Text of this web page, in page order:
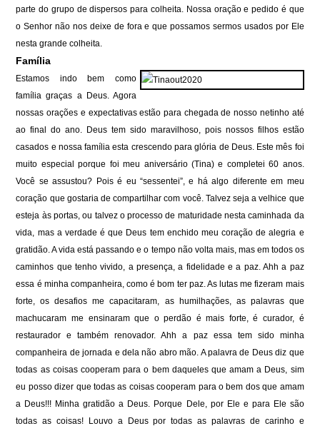
parte do grupo de dispersos para colheita. Nossa oração e pedido é que
o Senhor não nos deixe de fora e que possamos sermos usados por Ele
nesta grande colheita.
Família
Estamos indo bem como
família graças a Deus. Agora
nossas orações e expectativas estão para chegada de nosso netinho até
ao final do ano. Deus tem sido maravilhoso, pois nossos filhos estão
casados e nossa família esta crescendo para glória de Deus. Este mês foi
muito especial porque foi meu aniversário (Tina) e completei 60 anos.
Você se assustou? Pois é eu “sessentei”, e há algo diferente em meu
coração que gostaria de compartilhar com você. Talvez seja a velhice que
esteja às portas, ou talvez o processo de maturidade nesta caminhada da
vida, mas a verdade é que Deus tem enchido meu coração de alegria e
gratidão. A vida está passando e o tempo não volta mais, mas em todos os
caminhos que tenho vivido, a presença, a fidelidade e a paz. Ahh a paz
essa é minha companheira, como é bom ter paz. As lutas me fizeram mais
forte, os desafios me capacitaram, as humilhações, as palavras que
machucaram me ensinaram que o perdão é mais forte, é curador, é
restaurador e também renovador. Ahh a paz essa tem sido minha
companheira de jornada e dela não abro mão. A palavra de Deus diz que
todas as coisas cooperam para o bem daqueles que amam a Deus, sim
eu posso dizer que todas as coisas cooperam para o bem dos que amam
a Deus!!! Minha gratidão a Deus. Porque Dele, por Ele e para Ele são
todas as coisas! Louvo a Deus por todas as palavras de carinho e